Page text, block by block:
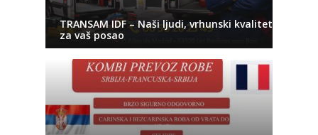
TRANSAM IDF – Naši ljudi, vrhunski kvalitet
za vaš posao